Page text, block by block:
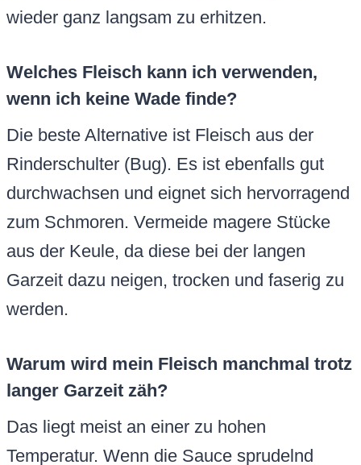
wieder ganz langsam zu erhitzen.
Welches Fleisch kann ich verwenden,
wenn ich keine Wade finde?
Die beste Alternative ist Fleisch aus der
Rinderschulter (Bug). Es ist ebenfalls gut
durchwachsen und eignet sich hervorragend
zum Schmoren. Vermeide magere Stücke
aus der Keule, da diese bei der langen
Garzeit dazu neigen, trocken und faserig zu
werden.
Warum wird mein Fleisch manchmal trotz
langer Garzeit zäh?
Das liegt meist an einer zu hohen
Temperatur. Wenn die Sauce sprudelnd